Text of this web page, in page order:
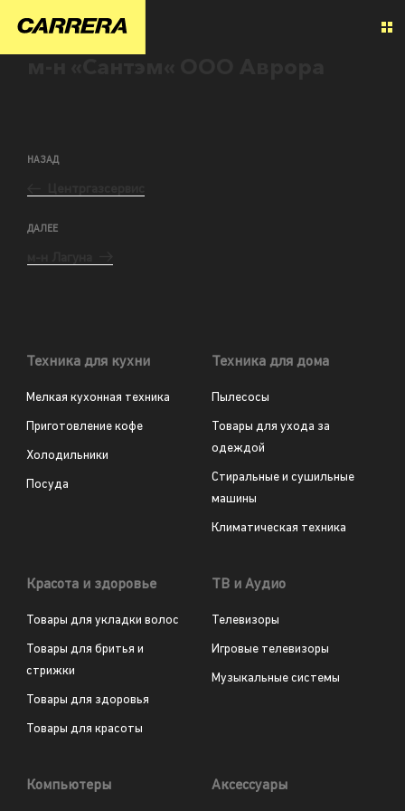
НАЗАД
ДАЛЕЕ
Техника для кухни
Мелкая кухонная техника
Приготовление кофе
Холодильники
Посуда
Техника для дома
Пылесосы
Товары для ухода за
одеждой
Стиральные и сушильные
машины
Климатическая техника
Красота и здоровье
Товары для укладки волос
Товары для бритья и
стрижки
Товары для здоровья
Товары для красоты
ТВ и Аудио
Телевизоры
Игровые телевизоры
Музыкальные системы
Компьютеры Аксессуары